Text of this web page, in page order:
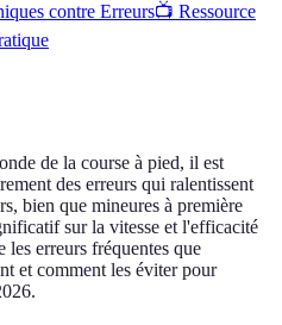
contre Erreurs📺 Ressource
de la course à pied, il est
des erreurs qui ralentissent
bien que mineures à première
sur la vitesse et l'efficacité
les erreurs fréquentes que
et comment les éviter pour